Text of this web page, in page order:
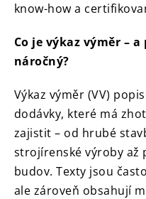
know-how a
Co je výkaz výměr –
náročný?
Výkaz výměr (VV)
dodávky, které má
zajistit – od hrubé
strojírenské výroby až
budov. Texty jsou
ale zároveň obsahují